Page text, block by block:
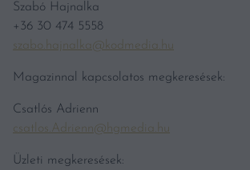
Szabó Hajnalka
+36 30 474 5558
szabo.hajnalka@kodmedia.hu
Magazinnal kapcsolatos megkeresések:
Csatlós Adrienn
csatlos.Adrienn@hgmedia.hu
Üzleti megkeresések: